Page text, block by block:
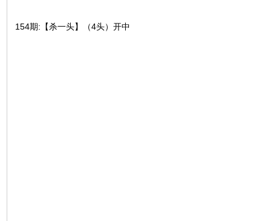
154期:【杀一头】（4头）开中